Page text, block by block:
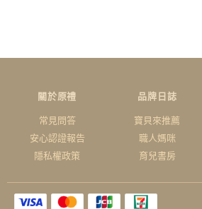
關於原禮
常見問答
安心認證報告
隱私權政策
品牌日誌
寶貝來推薦
職人媽咪
育兒書房